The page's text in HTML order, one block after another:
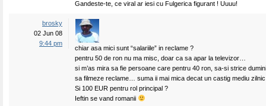
Gandeste-te, ce viral ar iesi cu Fulgerica figurant ! Uuuu!
brosky
02 Jun 08
9:44 pm
chiar asa mici sunt “salariile” in reclame ?
pentru 50 de ron nu ma misc, doar ca sa apar la televizor…
si m’as mira sa fie persoane care pentru 40 ron, sa-si strice
sa filmeze reclame… suma ii mai mica decat un castig mediu
Si 100 EUR pentru rol principal ?
Ieftin se vand romanii